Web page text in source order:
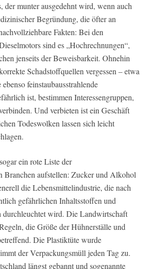
der munter ausgedehnt wird, wenn auch
Begründung, die öfter an
Fakten: Bei den
sind es „Hochrechnungen“,
jenseits der Beweisbarkeit. Ohnehin
Schadstoffquellen vergessen – etwa
feinstaubausstrahlende
ist, bestimmen Interessengruppen,
Und verbieten ist ein Geschäft
Todeswolken lassen sich leicht
ein rote Liste der
Branchen aufstellen: Zucker und Alkohol
die Lebensmittelindustrie, die nach
gefährlichen Inhaltsstoffen und
durchleuchtet wird. Die Landwirtschaft
die Größe der Hühnerställe und
Die Plastiktüte wurde
der Verpackungsmüll jeden Tag zu.
längst gebannt und sogenannte